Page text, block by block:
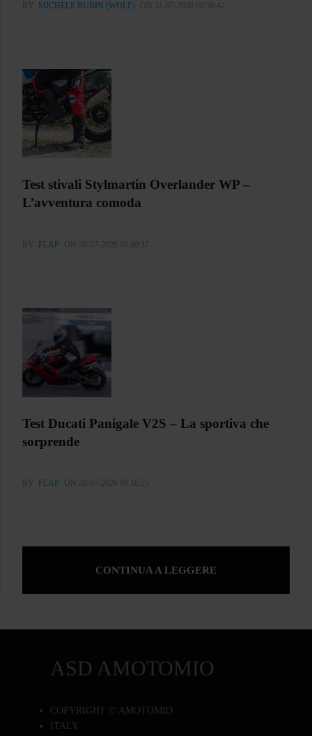
BY MICHELE RUBIN (WOLF) ON 31-07-2026 00:30:42
Test stivali Stylmartin Overlander WP –
L’avventura comoda
BY FLAP ON 30-07-2026 08:49:37
Test Ducati Panigale V2S – La sportiva che
sorprende
BY FLAP ON 28-07-2026 08:16:25
CONTINUA A LEGGERE
ASD AMOTOMIO
COPYRIGHT © AMOTOMIO
ITALY